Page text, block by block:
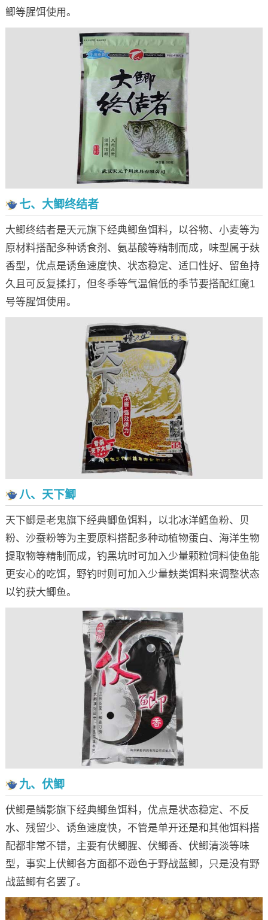
鲫等腥饵使用。
七、大鲫终结者
大鲫终结者是天元旗下经典鲫鱼饵料，以谷物、小麦等为
原材料搭配多种诱食剂、氨基酸等精制而成，味型属于麸
香型，优点是诱鱼速度快、状态稳定、适口性好、留鱼持
久且可反复揉打，但冬季等气温偏低的季节要搭配红魔1
号等腥饵使用。
八、天下鲫
天下鲫是老鬼旗下经典鲫鱼饵料，以北冰洋鳕鱼粉、贝
粉、沙蚕粉等为主要原料搭配多种动植物蛋白、海洋生物
提取物等精制而成，钓黑坑时可加入少量颗粒饲料使鱼能
更安心的吃饵，野钓时则可加入少量麸类饵料来调整状态
以钓获大鲫鱼。
九、伏鲫
伏鲫是鳞影旗下经典鲫鱼饵料，优点是状态稳定、不反
水、残留少、诱鱼速度快，不管是单开还是和其他饵料搭
配都非常不错，主要有伏鲫腥、伏鲫香、伏鲫清淡等味
型，事实上伏鲫各方面都不逊色于野战蓝鲫，只是没有野
战蓝鲫有名罢了。